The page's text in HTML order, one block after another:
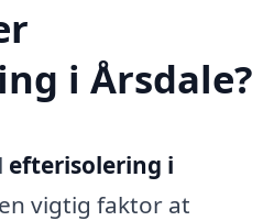
i Årsdale?
efterisolering i
vigtig faktor at